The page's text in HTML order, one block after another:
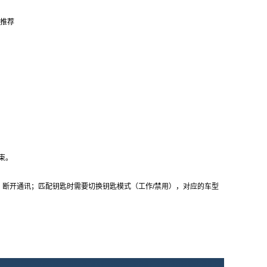
荐
开通讯；匹配钥匙时需要切换钥匙模式（工作/禁用），对应的车型